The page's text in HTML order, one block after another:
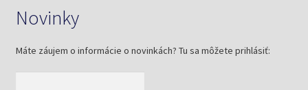
Novinky
Máte záujem o informácie o novinkách? Tu sa môžete prihlásiť: